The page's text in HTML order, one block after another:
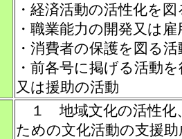
・経済活動の活性化を
・職業能力の開発又は
・消費者の保護を図る活
・前各号に掲げる活動
又は援助の活動
１ 地域文化の活性化
ための文化活動の支援助